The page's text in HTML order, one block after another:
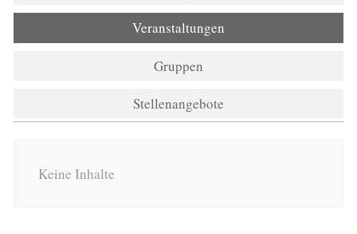
Veranstaltungen
Gruppen
Stellenangebote
Keine Inhalte